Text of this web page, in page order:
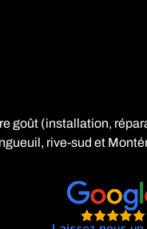
goût (installation,
, rive-sud et